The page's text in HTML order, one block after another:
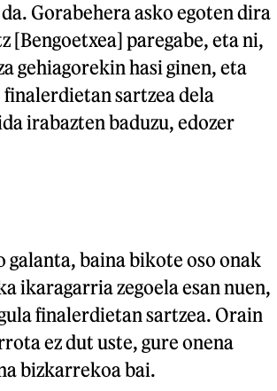
Gorabehera asko egoten dira
[Bengoetxea] paregabe, eta ni,
gehiagorekin hasi ginen, eta
sartzea dela
irabazten baduzu, edozer
galanta, baina bikote oso onak
ikaragarria zegoela esan nuen,
finalerdietan sartzea. Orain
ez dut uste, gure onena
bizkarrekoa bai.